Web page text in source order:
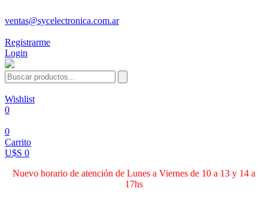
ventas@sycelectronica.com.ar
Registrarme
Login
Wishlist
0
0
Carrito
U$S 0
Nuevo horario de atención de Lunes a Viernes de 10 a 13 y 14 a
17hs